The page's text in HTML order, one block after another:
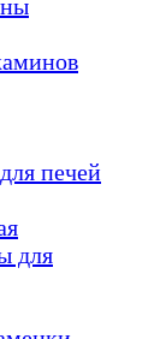
печей
для